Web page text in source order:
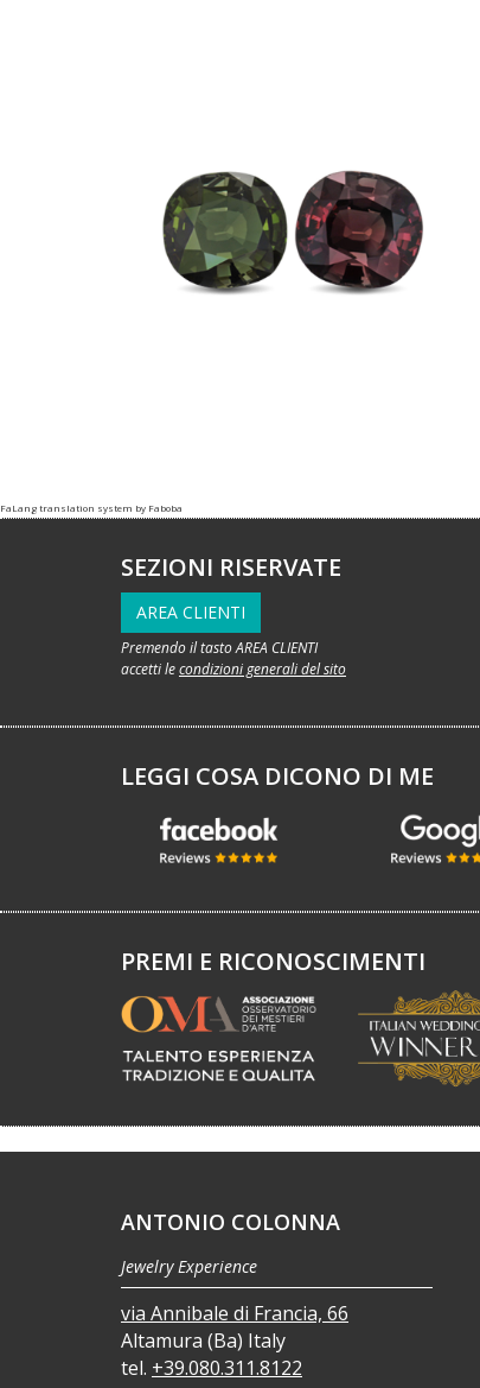
FaLang translation system by Faboba
SEZIONI RISERVATE
AREA CLIENTI
Premendo il tasto AREA CLIENTI
accetti lecondizioni generali del sito
LEGGI COSA DICONO DI ME
PREMI E RICONOSCIMENTI
ANTONIO COLONNA
Jewelry Experience
via Annibale di Francia, 66
Altamura (Ba) Italy
tel. +39.080.311.8122